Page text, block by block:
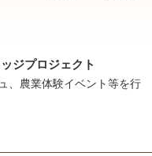
ジプロジェクト
、農業体験イベント等を行